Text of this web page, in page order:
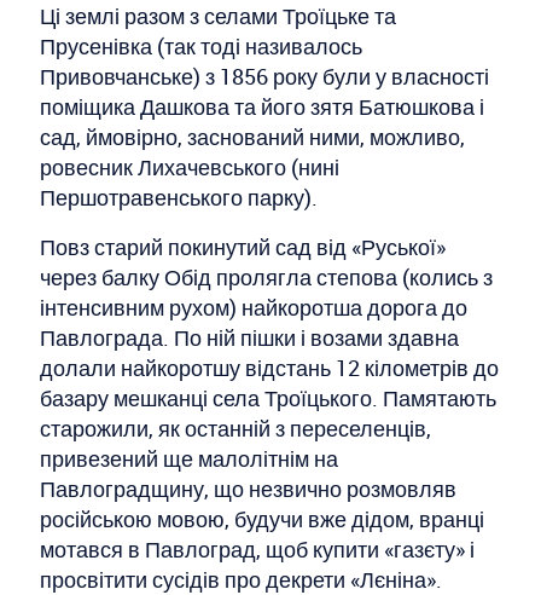
Ці землі разом з селами Троїцьке та
Прусенівка (так тоді називалось
Привовчанське) з 1856 року були у власності
поміщика Дашкова та його зятя Батюшкова і
сад, ймовірно, заснований ними, можливо,
ровесник Лихачевського (нині
Першотравенського парку).
Повз старий покинутий сад від «Руської»
через балку Обід пролягла степова (колись з
інтенсивним рухом) найкоротша дорога до
Павлограда. По ній пішки і возами здавна
долали найкоротшу відстань 12 кілометрів до
базару мешканці села Троїцького. Памятають
старожили, як останній з переселенців,
привезений ще малолітнім на
Павлоградщину, що незвично розмовляв
російською мовою, будучи вже дідом, вранці
мотався в Павлоград, щоб купити «газєту» і
просвітити сусідів про декрети «Лєніна».